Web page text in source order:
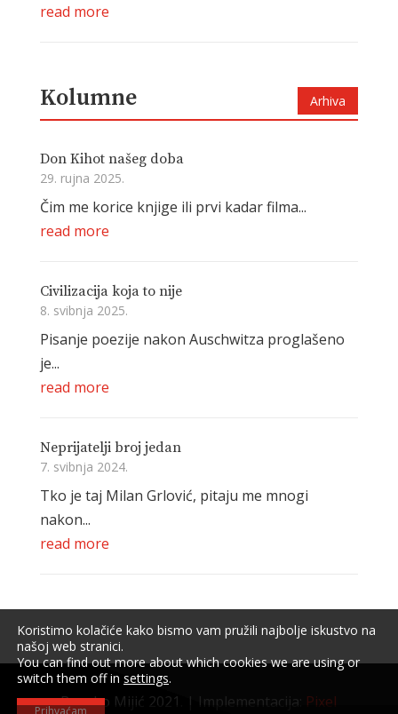
read more
Kolumne Arhiva
Don Kihot našeg doba
29. rujna 2025.
Čim me korice knjige ili prvi kadar filma...
read more
Civilizacija koja to nije
8. svibnja 2025.
Pisanje poezije nakon Auschwitza proglašeno
je...
read more
Neprijatelji broj jedan
7. svibnja 2024.
Tko je taj Milan Grlović, pitaju me mnogi
nakon...
read more
Branko Mijić 2021. | Implementacija: Pixel
Koristimo kolačiće kako bismo vam pružili najbolje iskustvo na
našoj web stranici.
You can find out more about which cookies we are using or
switch them off in settings.
Prihvaćam